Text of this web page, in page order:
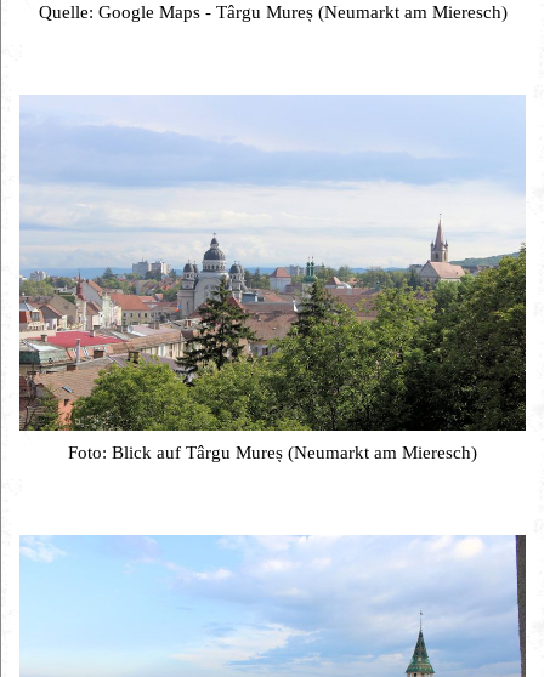
Quelle: Google Maps - Târgu Mureș (Neumarkt am Mieresch)
Foto: Blick auf Târgu Mureș (Neumarkt am Mieresch)